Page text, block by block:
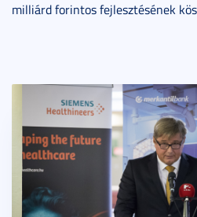
milliárd forintos fejlesztésének